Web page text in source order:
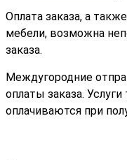
Оплата заказа, а
мебели, возможна
заказа.
Междугородние
оплаты заказа.
оплачиваются при